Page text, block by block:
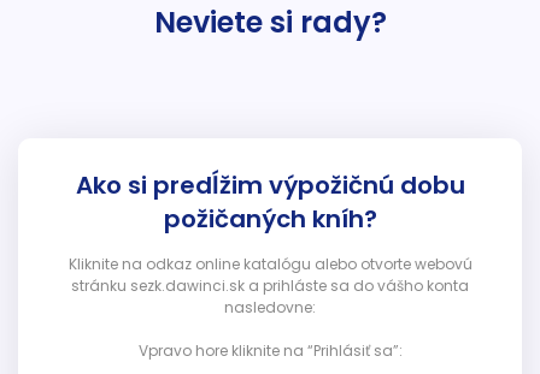
Neviete si rady?
Ako si predĺžim výpožičnú dobu
požičaných kníh?
Kliknite na odkaz online katalógu alebo otvorte webovú
stránku sezk.dawinci.sk a prihláste sa do vášho konta
nasledovne:
Vpravo hore kliknite na “Prihlásiť sa”: